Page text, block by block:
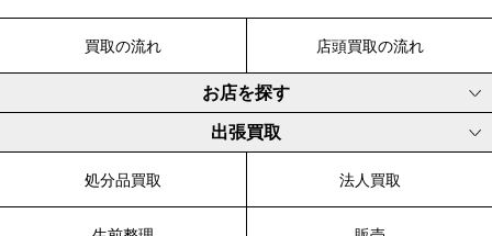
買取の流れ 店頭買取の流れ
お店を探す
出張買取
処分品買取 法人買取